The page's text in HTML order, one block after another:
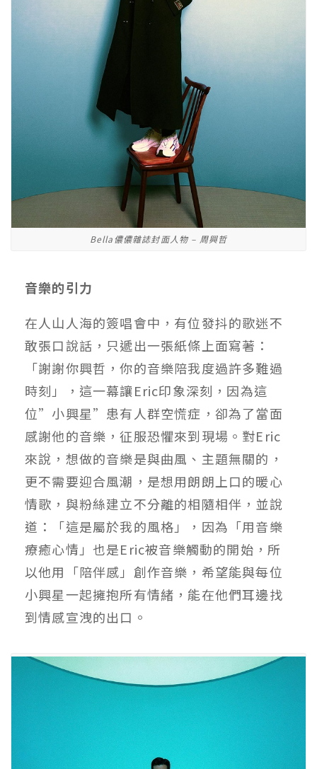
Bella儂儂雜誌封面人物 – 周興哲
音樂的引力
在人山人海的簽唱會中，有位發抖的歌迷不
敢張口說話，只遞出一張紙條上面寫著：
「謝謝你興哲，你的音樂陪我度過許多難過
時刻」，這一幕讓Eric印象深刻，因為這
位”小興星”患有人群空慌症，卻為了當面
感謝他的音樂，征服恐懼來到現場。對Eric
來說，想做的音樂是與曲風、主題無關的，
更不需要迎合風潮，是想用朗朗上口的暖心
情歌，與粉絲建立不分離的相隨相伴，並說
道：「這是屬於我的風格」，因為「用音樂
療癒心情」也是Eric被音樂觸動的開始，所
以他用「陪伴感」創作音樂，希望能與每位
小興星一起擁抱所有情緒，能在他們耳邊找
到情感宣洩的出口。